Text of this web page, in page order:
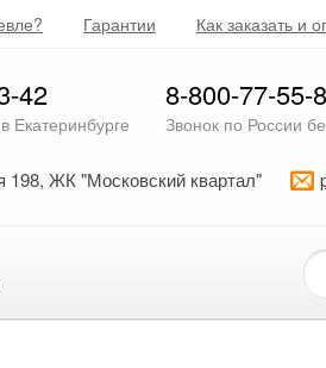
Гарантии Как заказать и
42
Екатеринбурге
8-800-77-55-
Звонок по России
198, ЖК "Московский квартал"